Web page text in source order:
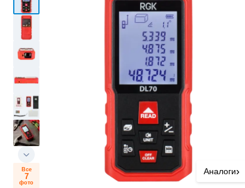
Все
7
фото
Аналоги›